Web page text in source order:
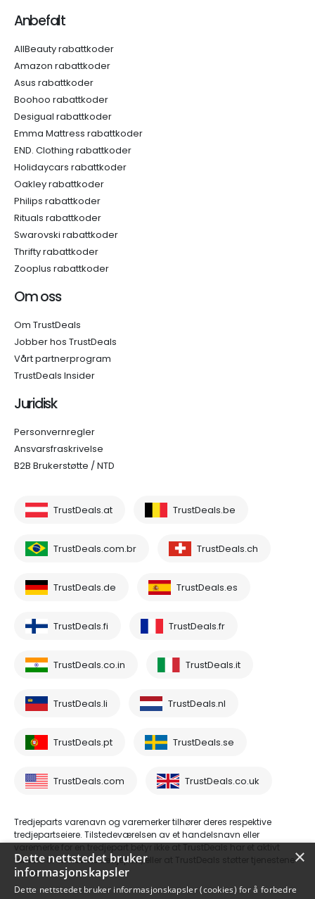
Anbefalt
AllBeauty rabattkoder
Amazon rabattkoder
Asus rabattkoder
Boohoo rabattkoder
Desigual rabattkoder
Emma Mattress rabattkoder
END. Clothing rabattkoder
Holidaycars rabattkoder
Oakley rabattkoder
Philips rabattkoder
Rituals rabattkoder
Swarovski rabattkoder
Thrifty rabattkoder
Zooplus rabattkoder
Om oss
Om TrustDeals
Jobber hos TrustDeals
Vårt partnerprogram
TrustDeals Insider
Juridisk
Personvernregler
Ansvarsfraskrivelse
B2B Brukerstøtte / NTD
TrustDeals.at TrustDeals.be
TrustDeals.com.br TrustDeals.ch
TrustDeals.de TrustDeals.es
TrustDeals.fi TrustDeals.fr
TrustDeals.co.in TrustDeals.it
TrustDeals.li TrustDeals.nl
TrustDeals.pt TrustDeals.se
TrustDeals.com TrustDeals.co.uk
Tredjeparts varenavn og varemerker tilhører deres respektive
tredjepartseiere. Tilstedeværelsen av et handelsnavn eller
forhold til en nevnte tredjepart, eller at TrustDeals støtter tjenestene
deres.
×
Dette nettstedet bruker
informasjonskapsler
Dette nettstedet bruker informasjonskapsler (cookies) for å forbedre